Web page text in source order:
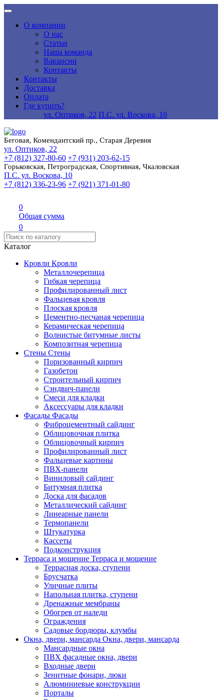
О компании
О нас
Статьи
Наша команда
Вакансии
Контакты
Контакты
Доставка
Оплата
Где купить?
ул. Оптиков, 22 П.С. ул. Воскова, 10
Беговая, Комендантский пр., Старая Деревня
ул. Оптиков, 22
+7 (812) 327-80-60 +7 (931) 203-62-15
Горьковская, Петроградская, Спортивная, Чкаловская
П.С. ул. Воскова, 10
+7 (812) 336-23-96 +7 (921) 371-01-80
0
Общая сумма
0
Каталог
Кровли Кровли
Металлочерепица
Гибкая черепица
Профилированный лист
Фальцевая кровля
Плоская кровля
Цементно-песчаная черепица
Керамическая черепица
Волнистые битумные листы
Композитная черепица
Стены Стены
Поризованный кирпич
Газобетон
Строительный кирпич
Сэндвич-панели
Смеси для кладки
Аксессуары для кладки
Фасады Фасады
Фиброцементный сайдинг
Облицовочная плитка
Облицовочный кирпич
Профилированный лист
Фальцевые картины
ПВХ-панели
Виниловый сайдинг
Битумная плитка
Доска для фасадов
Металлический сайдинг
Линеарные панели
Термопанели
Штукатурка
Кассеты
Подконструкция
Терраса и мощение Терраса и мощение
Террасная доска, ступени
Брусчатка
Уличные плиты
Напольная плитка, ступени
Дренажные мембраны
Обогрев от наледи
Ограждения
Садовые бордюры, клумбы
Окна, двери, мансарда Окна, двери, мансарда
Мансардные окна
ПВХ фасадные окна, двери
Входные двери
Зенитные фонари, люки
Алюминиевые конструкции
Порталы